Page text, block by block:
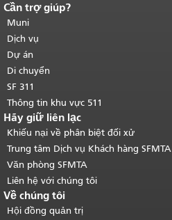
Kết thúc nội dung trang.
của trang này được lặp lại trên mọi
trang.Quay lại đầu trang nội dung
chính.
Cần trợ giúp?
Muni
Dịch vụ
Dự án
Di chuyển
SF 311
Thông tin khu vực 511
Hãy giữ liên lạc
Khiếu nại về phân biệt đối xử
Trung tâm Dịch vụ Khách hàng SFMTA
Văn phòng SFMTA
Liên hệ với chúng tôi
Về chúng tôi
Hội đồng quản trị